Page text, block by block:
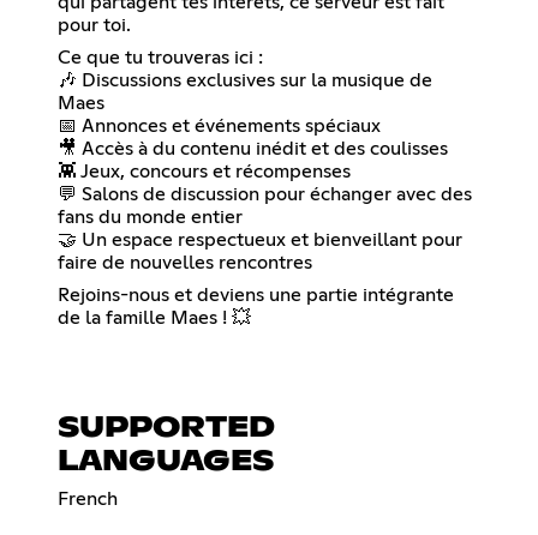
pour toi.
Ce que tu trouveras ici :
🎶 Discussions exclusives sur la musique de
Maes
📅 Annonces et événements spéciaux
🎥 Accès à du contenu inédit et des coulisses
👾 Jeux, concours et récompenses
💬 Salons de discussion pour échanger avec des
fans du monde entier
🤝 Un espace respectueux et bienveillant pour
faire de nouvelles rencontres
Rejoins-nous et deviens une partie intégrante
de la famille Maes ! 💥
SUPPORTED
LANGUAGES
French